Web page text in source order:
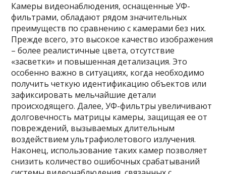
Камеры видеонаблюдения, оснащенные УФ-
фильтрами, обладают рядом значительных
преимуществ по сравнению с камерами без них.
Прежде всего, это высокое качество изображения
– более реалистичные цвета, отсутствие
«засветки» и повышенная детализация. Это
особенно важно в ситуациях, когда необходимо
получить четкую идентификацию объектов или
зафиксировать мельчайшие детали
происходящего. Далее, УФ-фильтры увеличивают
долговечность матрицы камеры, защищая ее от
повреждений, вызываемых длительным
воздействием ультрафиолетового излучения.
Наконец, использование таких камер позволяет
снизить количество ошибочных срабатываний